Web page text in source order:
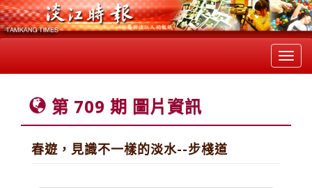
第 709 期 圖片資訊
春遊，見識不一樣的淡水--步棧道